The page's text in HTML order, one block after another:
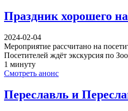
Праздник хорошего
2024-02-04
Мероприятие рассчитано на
Посетителей ждёт экскурсия по
1 минуту
Смотреть анонс
Переславль и